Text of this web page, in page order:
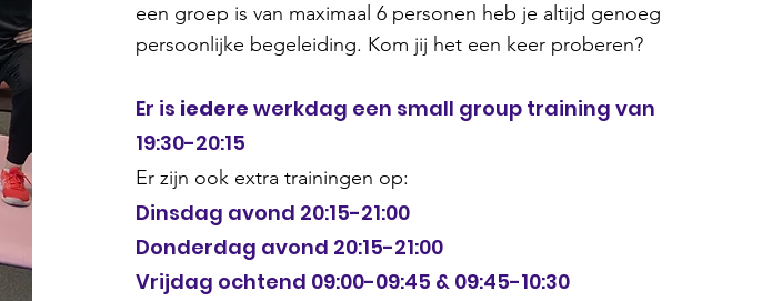
een groep is van maximaal 6 personen heb je altijd genoeg
persoonlijke begeleiding. Kom jij het een keer proberen?
Er is iedere werkdag een small group training van
19:30-20:15
Er zijn ook extra trainingen op:
Dinsdag avond 20:15-21:00
Donderdag avond 20:15-21:00
Vrijdag ochtend 09:00-09:45 & 09:45-10:30